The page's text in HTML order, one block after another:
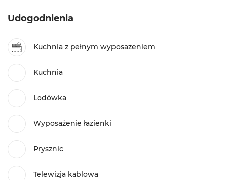
Udogodnienia
Kuchnia z pełnym wyposażeniem
Kuchnia
Lodówka
Wyposażenie łazienki
Prysznic
Telewizja kablowa